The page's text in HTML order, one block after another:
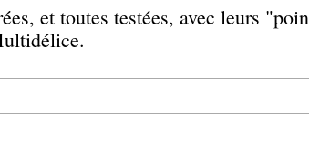
et toutes testées, avec leurs